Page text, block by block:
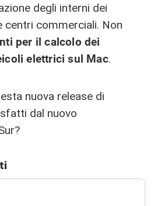
degli interni dei
centri commerciali. Non
per il calcolo dei
elettrici sul Mac.
nuova release di
dal nuovo